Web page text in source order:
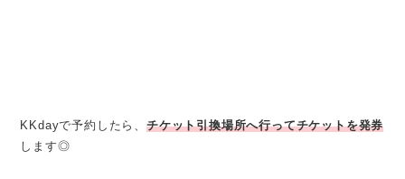
KKdayで予約したら、 チケット引換場所へ行ってチケットを発券
します◎